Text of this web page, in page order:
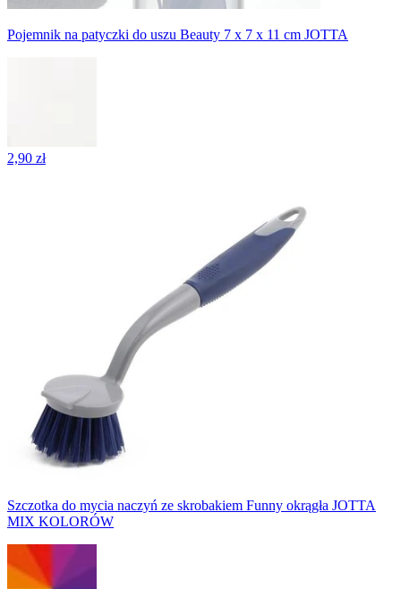
Pojemnik na patyczki do uszu Beauty 7 x 7 x 11 cm JOTTA
2,90 zł
Szczotka do mycia naczyń ze skrobakiem Funny okrągła JOTTA
MIX KOLORÓW